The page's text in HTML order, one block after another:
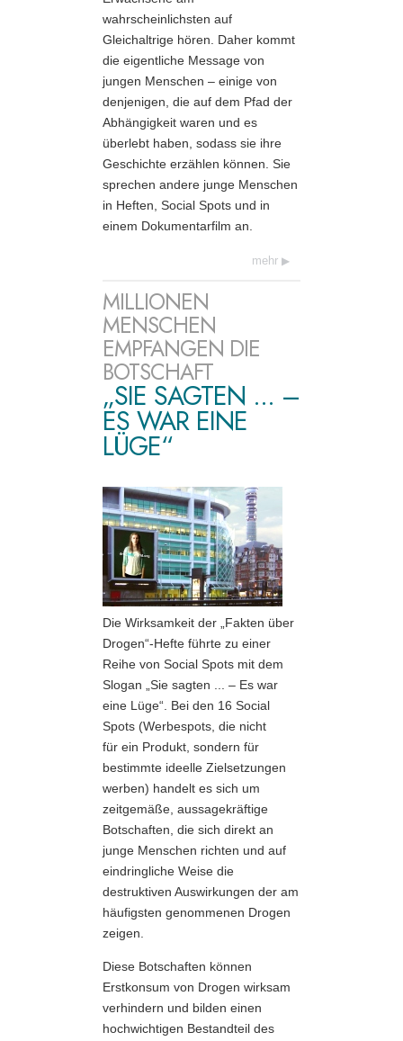
wahrscheinlichsten auf
Gleichaltrige hören. Daher kommt
die eigentliche Message von
jungen Menschen – einige von
denjenigen, die auf dem Pfad der
Abhängigkeit waren und es
überlebt haben, sodass sie ihre
Geschichte erzählen können. Sie
sprechen andere junge Menschen
in Heften, Social Spots und in
einem Dokumentar­film an.
mehr
MILLIONEN
MENSCHEN
EMPFANGEN DIE
BOTSCHAFT
„SIE SAGTEN ... –
ES WAR EINE
LÜGE“
Die Wirksamkeit der „Fakten über
Drogen“-Hefte führte zu einer
Reihe von Social Spots mit dem
Slogan „Sie sagten ... – Es war
eine Lüge“. Bei den 16 Social
Spots (Werbespots, die nicht
für ein Produkt, sondern für
bestimmte ideelle Zielsetzungen
werben) handelt es sich um
zeitgemäße, aussagekräftige
Botschaften, die sich direkt an
junge Menschen richten und auf
eindringliche Weise die
destruktiven Auswirkungen der am
häufigsten genommenen Drogen
zeigen.
Diese Botschaften können
Erstkonsum von Drogen wirksam
verhindern und bilden einen
hochwichtigen Bestandteil des